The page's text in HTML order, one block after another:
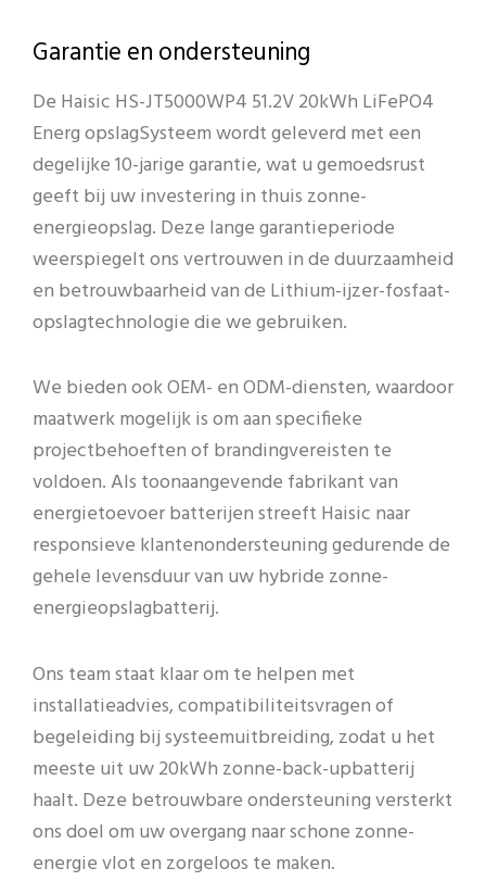
Garantie en ondersteuning
De Haisic HS-JT5000WP4 51.2V 20kWh LiFePO4
Energ opslagSysteem wordt geleverd met een
degelijke 10-jarige garantie, wat u gemoedsrust
geeft bij uw investering in thuis zonne-
energieopslag. Deze lange garantieperiode
weerspiegelt ons vertrouwen in de duurzaamheid
en betrouwbaarheid van de Lithium-ijzer-fosfaat-
opslagtechnologie die we gebruiken.
We bieden ook OEM- en ODM-diensten, waardoor
maatwerk mogelijk is om aan specifieke
projectbehoeften of brandingvereisten te
voldoen. Als toonaangevende fabrikant van
energietoevoer batterijen streeft Haisic naar
responsieve klantenondersteuning gedurende de
gehele levensduur van uw hybride zonne-
energieopslagbatterij.
Ons team staat klaar om te helpen met
installatieadvies, compatibiliteitsvragen of
begeleiding bij systeemuitbreiding, zodat u het
meeste uit uw 20kWh zonne-back-upbatterij
haalt. Deze betrouwbare ondersteuning versterkt
ons doel om uw overgang naar schone zonne-
energie vlot en zorgeloos te maken.